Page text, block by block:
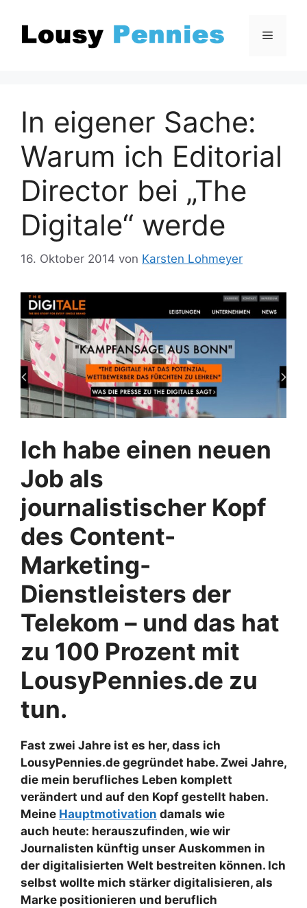
Inhalt
springen
Menü
In eigener Sache:
Warum ich Editorial
Director bei „The
Digitale“ werde
16. Oktober 2014 von Karsten Lohmeyer
Ich habe einen neuen
Job als
journalistischer Kopf
des Content-
Marketing-
Dienstleisters der
Telekom – und das hat
zu 100 Prozent mit
LousyPennies.de zu
tun.
Fast zwei Jahre ist es her, dass ich
LousyPennies.de gegründet habe. Zwei Jahre,
die mein berufliches Leben komplett
verändert und auf den Kopf gestellt haben.
Meine Hauptmotivation damals wie
auch heute: herauszufinden, wie wir
Journalisten künftig unser Auskommen in
der digitalisierten Welt bestreiten können. Ich
selbst wollte mich stärker digitalisieren, als
Marke positionieren und beruflich